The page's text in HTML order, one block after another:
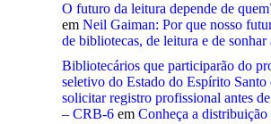
O futuro da leitura depende de
em Neil Gaiman: Por que nosso
de bibliotecas, de leitura e de sonhar
Bibliotecários que participarão do
seletivo do Estado do Espírito Santo
solicitar registro profissional antes
– CRB-6 em Conheça a distribuição